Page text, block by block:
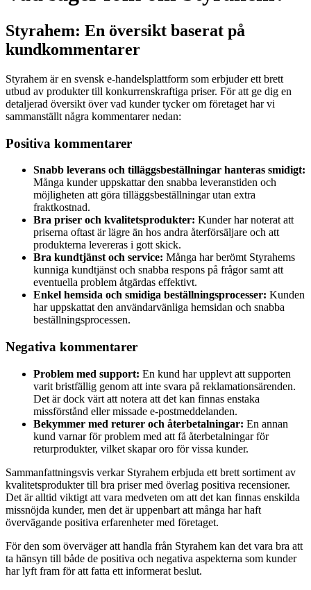
Styrahem: En översikt baserat på
kundkommentarer
Styrahem är en svensk e-handelsplattform som erbjuder ett brett
utbud av produkter till konkurrenskraftiga priser. För att ge dig en
detaljerad översikt över vad kunder tycker om företaget har vi
sammanställt några kommentarer nedan:
Positiva kommentarer
Snabb leverans och tilläggsbeställningar hanteras smidigt:
Många kunder uppskattar den snabba leveranstiden och
möjligheten att göra tilläggsbeställningar utan extra
fraktkostnad.
Bra priser och kvalitetsprodukter: Kunder har noterat att
priserna oftast är lägre än hos andra återförsäljare och att
produkterna levereras i gott skick.
Bra kundtjänst och service: Många har berömt Styrahems
kunniga kundtjänst och snabba respons på frågor samt att
eventuella problem åtgärdas effektivt.
Enkel hemsida och smidiga beställningsprocesser: Kunden
har uppskattat den användarvänliga hemsidan och snabba
beställningsprocessen.
Negativa kommentarer
Problem med support: En kund har upplevt att supporten
varit bristfällig genom att inte svara på reklamationsärenden.
Det är dock värt att notera att det kan finnas enstaka
missförstånd eller missade e-postmeddelanden.
Bekymmer med returer och återbetalningar: En annan
kund varnar för problem med att få återbetalningar för
returprodukter, vilket skapar oro för vissa kunder.
Sammanfattningsvis verkar Styrahem erbjuda ett brett sortiment av
kvalitetsprodukter till bra priser med överlag positiva recensioner.
Det är alltid viktigt att vara medveten om att det kan finnas enskilda
missnöjda kunder, men det är uppenbart att många har haft
övervägande positiva erfarenheter med företaget.
För den som överväger att handla från Styrahem kan det vara bra att
ta hänsyn till både de positiva och negativa aspekterna som kunder
har lyft fram för att fatta ett informerat beslut.